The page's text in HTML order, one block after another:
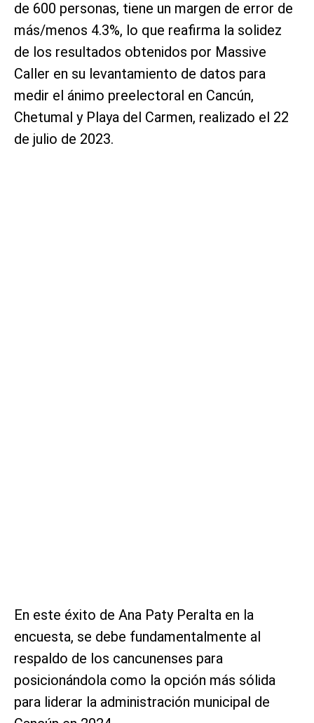
de 600 personas, tiene un margen de error de
más/menos 4.3%, lo que reafirma la solidez
de los resultados obtenidos por Massive
Caller en su levantamiento de datos para
medir el ánimo preelectoral en Cancún,
Chetumal y Playa del Carmen, realizado el 22
de julio de 2023.
En este éxito de Ana Paty Peralta en la
encuesta, se debe fundamentalmente al
respaldo de los cancunenses para
posicionándola como la opción más sólida
para liderar la administración municipal de